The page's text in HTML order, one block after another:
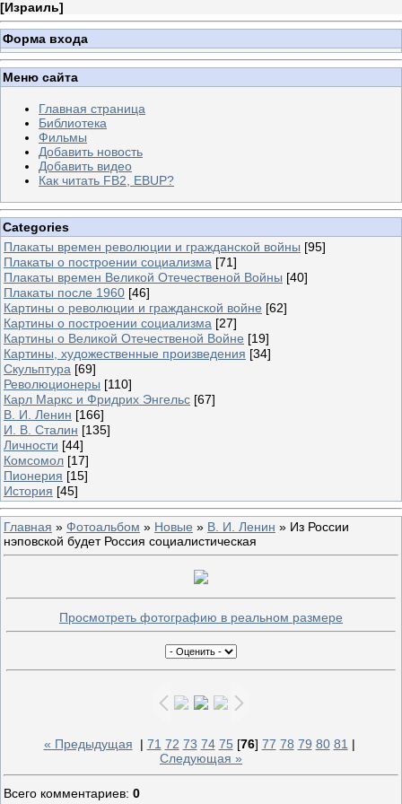
[Израиль]
Форма входа
Меню сайта
Главная страница
Библиотека
Фильмы
Добавить новость
Добавить видео
Как читать FB2, EBUP?
Categories
Плакаты времен революции и гражданской войны [95]
Плакаты о построении социализма [71]
Плакаты времен Великой Отечественой Войны [40]
Плакаты после 1960 [46]
Картины о революции и гражданской войне [62]
Картины о построении социализма [27]
Картины о Великой Отечественой Войне [19]
Картины, художественные произведения [34]
Скульптура [69]
Революционеры [110]
Карл Маркс и Фридрих Энгельс [67]
В. И. Ленин [166]
И. В. Сталин [135]
Личности [44]
Комсомол [17]
Пионерия [15]
История [45]
Главная » Фотоальбом » Новые » В. И. Ленин » Из России
нэповской будет Россия социалистическая
Просмотреть фотографию в реальном размере
« Предыдущая | 71 72 73 74 75 [76] 77 78 79 80 81 |
Следующая »
Всего комментариев: 0